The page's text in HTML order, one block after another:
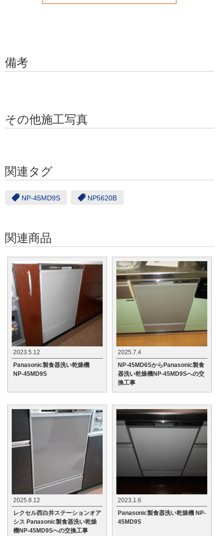
備考
その他施工写真
関連タグ
NP-45MD9S NP5620B
関連商品
2023.5.12
Panasonic製食器洗い乾燥機
NP-45MD9S
2025.7.4
NP-45MD6SからPanasonic製食
器洗い乾燥機NP-45MD9Sへの交
換工事
2025.8.12
レクセル西白井ステーションオア
シス Panasonic製食器洗い乾燥
機NP-45MD9Sへの交換工事
2023.1.6
Panasonic製食器洗い乾燥機 NP-
45MD9S